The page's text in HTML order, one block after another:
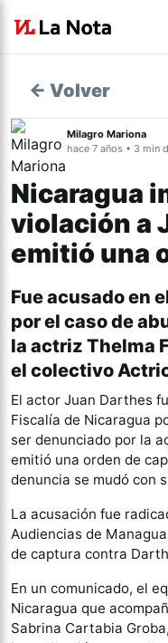
← Volver
Milagro Mariona
hace 7 años • 3 min
Nicaragua
violación a
emitió una
Fue acusado en
por el caso de
la actriz Thelma
el colectivo
El actor Juan Darthes
Fiscalía de Nicaragua
ser denunciado por la
emitió una orden de
denuncia se mudó con
La acusación fue
Audiencias de
de captura contra
En un comunicado, el
Nicaragua que
Sabrina Cartabia